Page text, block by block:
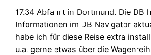
17.34 Abfahrt in Dortmund. Die DB
Informationen im DB Navigator
habe ich für diese Reise extra
u.a. gerne etwas über die